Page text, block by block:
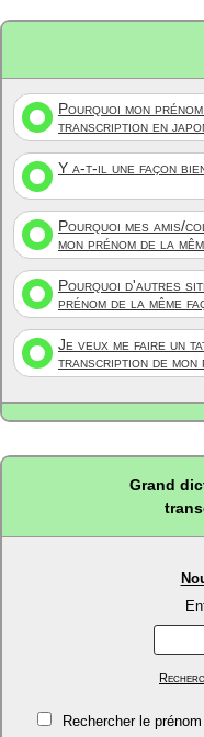
Pourquoi mon
transcription en
Y a-t-il une façon
Pourquoi mes amis/
mon prénom de la
Pourquoi d'autres
prénom de la même
Je veux me faire un
transcription de mon
Grand
Rechercher le